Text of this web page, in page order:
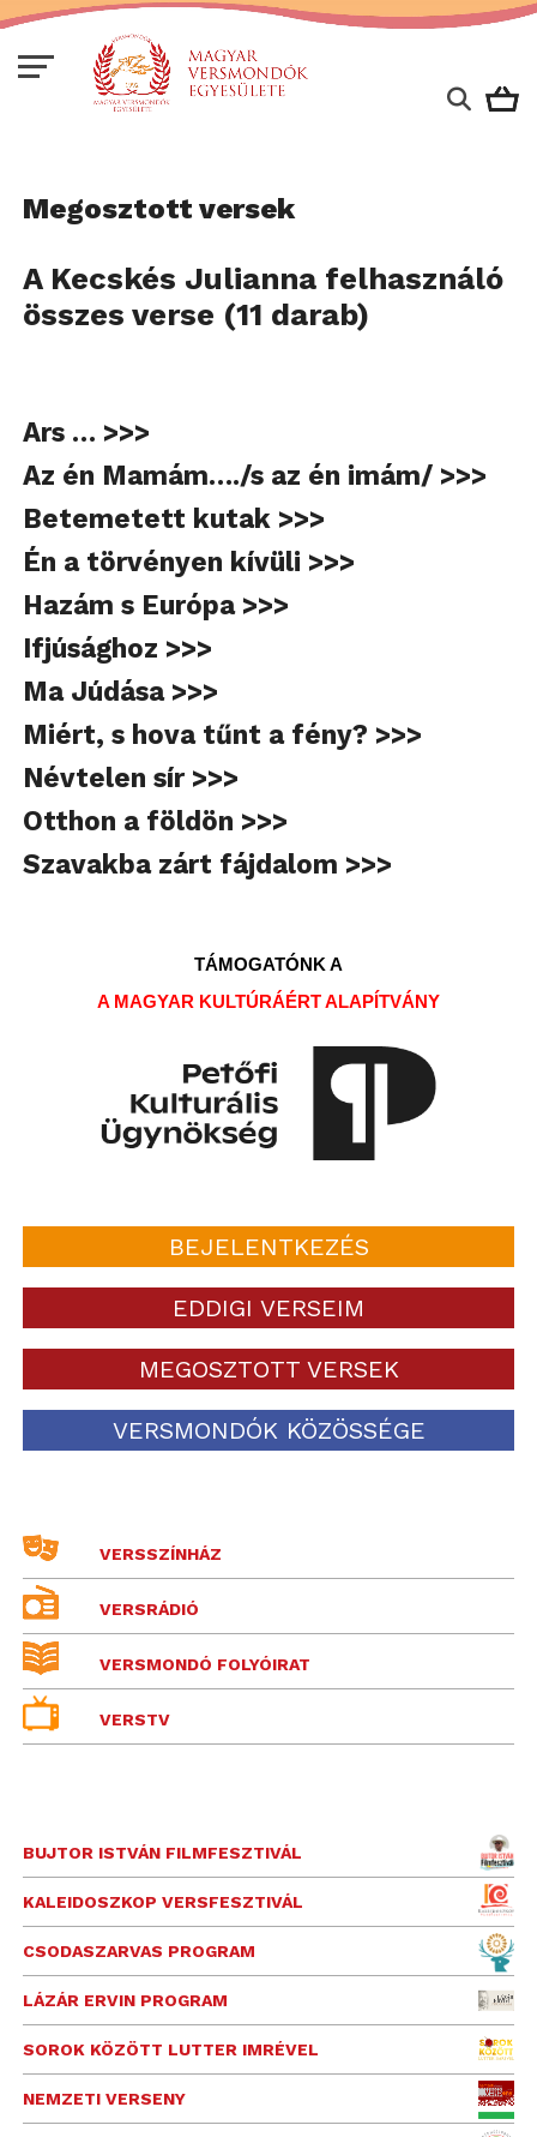
Megosztott versek
A Kecskés Julianna felhasználó
összes verse (11 darab)
Ars … >>>
Az én Mamám…./s az én imám/ >>>
Betemetett kutak >>>
Én a törvényen kívüli >>>
Hazám s Európa >>>
Ifjúsághoz >>>
Ma Júdása >>>
Miért, s hova tűnt a fény? >>>
Névtelen sír >>>
Otthon a földön >>>
Szavakba zárt fájdalom >>>
TÁMOGATÓNK A
A MAGYAR KULTÚRÁÉRT ALAPÍTVÁNY
BEJELENTKEZÉS
EDDIGI VERSEIM
MEGOSZTOTT VERSEK
VERSMONDÓK KÖZÖSSÉGE
VERSSZÍNHÁZ
VERSRÁDIÓ
VERSMONDÓ FOLYÓIRAT
VERSTV
BUJTOR ISTVÁN FILMFESZTIVÁL
KALEIDOSZKOP VERSFESZTIVÁL
CSODASZARVAS PROGRAM
LÁZÁR ERVIN PROGRAM
SOROK KÖZÖTT LUTTER IMRÉVEL
NEMZETI VERSENY